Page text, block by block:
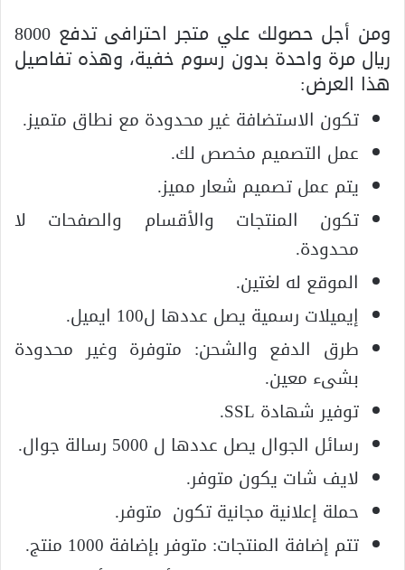
ومن أجل حصولك علي متجر احترافى تدفع 8000
ريال مرة واحدة بدون رسوم خفية، وهذه تفاصيل
هذا العرض:
تكون الاستضافة غير محدودة مع نطاق متميز.
عمل التصميم مخصص لك.
يتم عمل تصميم شعار مميز.
تكون المنتجات والأقسام والصفحات لا
محدودة.
الموقع له لغتين.
إيميلات رسمية يصل عددها ل100 ايميل.
طرق الدفع والشحن: متوفرة وغير محدودة
بشىء معين.
توفير شهادة SSL.
رسائل الجوال يصل عددها ل 5000 رسالة جوال.
لايف شات يكون متوفر.
حملة إعلانية مجانية تكون متوفر.
تتم إضافة المنتجات: متوفر بإضافة 1000 منتج.